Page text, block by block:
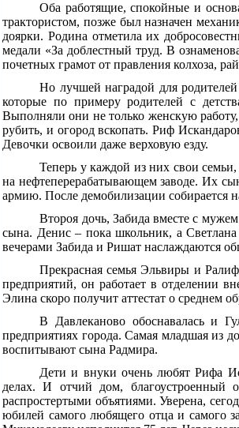
Оба работящие, спокойные и
трактористом, позже был назначен
доярки. Родина отметила их
медали «За доблестный труд. В
почетных грамот от правления колхоза,
Но лучшей наградой для
которые по примеру родителей с
Выполняли они не только женскую
рубить, и огород вскопать. Риф
Девочки освоили даже верховую езду.
Теперь у каждой из них свои
на нефтеперерабатывающем заводе. Их
армию. После демобилизации собирается
Второя дочь, Забида вместе с
сына. Денис – пока школьник, а
вечерами Забида и Ришат наслаждаются
Прекрасная семья Эльвиры и
предприятий, он работает в отделении
Элина скоро получит аттестат о среднем
В Давлеканово обоснавалась и
предприятиях города. Самая младшая из
воспитывают сына Радмира.
Дети и внуки очень любят Рифа
делах. И отчий дом, благоустроенный
распростертыми объятиями. Уверена,
юбилей самого любящего отца и самого